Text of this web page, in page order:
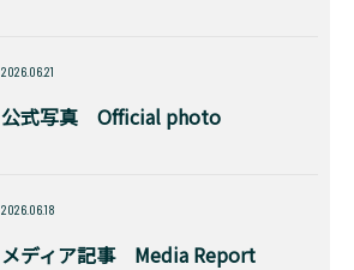
2026.06.21
公式写真 Official photo
2026.06.18
メディア記事 Media Report